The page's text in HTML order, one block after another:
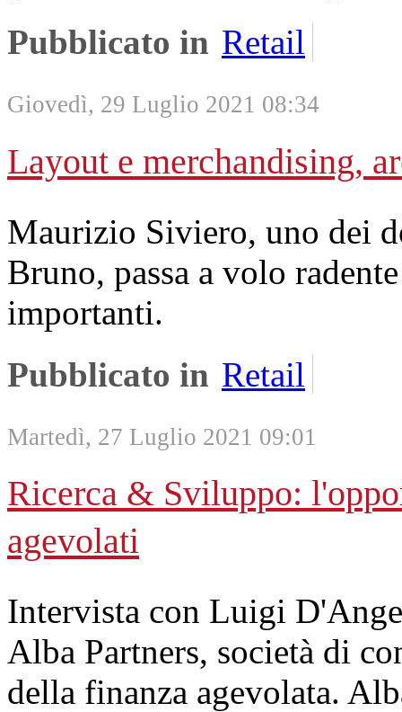
Pubblicato in Retail
Giovedì, 29 Luglio 2021 08:34
Layout e merchandising,
Maurizio Siviero, uno dei
Bruno, passa a volo
importanti.
Pubblicato in Retail
Martedì, 27 Luglio 2021 09:01
Ricerca & Sviluppo:
agevolati
Intervista con Luigi
Alba Partners, società di
della finanza agevolata.